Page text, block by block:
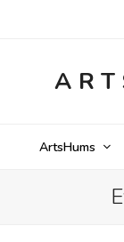
ArtsHums